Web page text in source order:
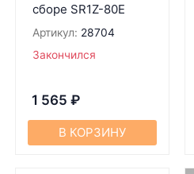
сборе SR1Z-80Е
Артикул: 28704
Закончился
1 565 ₽
В КОРЗИНУ